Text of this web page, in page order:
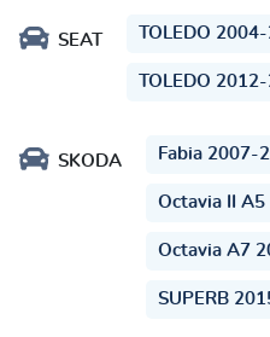
SEAT TOLEDO
TOLEDO
SKODA Fabia 2007-
Octavia II
Octavia A7
SUPERB